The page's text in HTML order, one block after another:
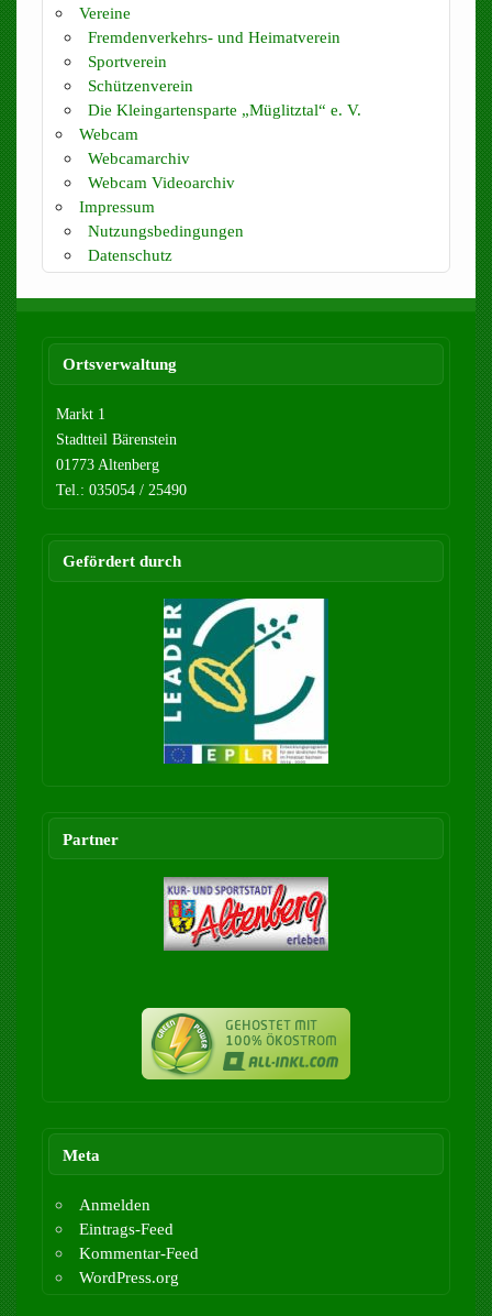
Vereine
Fremdenverkehrs- und Heimatverein
Sportverein
Schützenverein
Die Kleingartensparte „Müglitztal“ e. V.
Webcam
Webcamarchiv
Webcam Videoarchiv
Impressum
Nutzungsbedingungen
Datenschutz
Ortsverwaltung
Markt 1
Stadtteil Bärenstein
01773 Altenberg
Tel.: 035054 / 25490
Gefördert durch
Partner
Meta
Anmelden
Eintrags-Feed
Kommentar-Feed
WordPress.org